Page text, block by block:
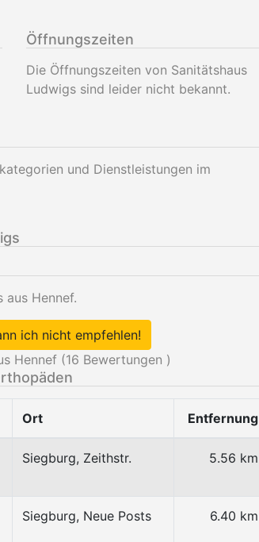
Öffnungszeiten
Die Öffnungszeiten von Sanitätshaus
Ludwigs sind leider nicht bekannt.
und Dienstleistungen im
aus Hennef.
ich nicht empfehlen!
Hennef (16 Bewertungen )
Ort Entfernung
Siegburg, Zeithstr. 5.56 km
Siegburg, Neue Posts 6.40 km